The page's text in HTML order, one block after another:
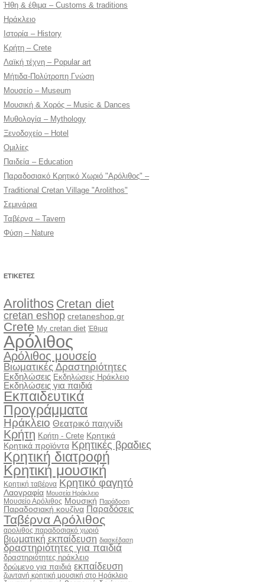
Ήθη & έθιμα – Customs & traditions
Ηράκλειο
Ιστορία – History
Κρήτη – Crete
Λαϊκή τέχνη – Popular art
Μήτιδα-Πολύτροπη Γνώση
Μουσείο – Museum
Μουσική & Χορός – Music & Dances
Μυθολογία – Mythology
Ξενοδοχείο – Hotel
Ομιλίες
Παιδεία – Education
Παραδοσιακό Κρητικό Χωριό "Αρόλιθος" –
Traditional Cretan Village "Arolithos"
Σεμινάρια
Ταβέρνα – Tavern
Φύση – Nature
ΕΤΙΚΈΤΕΣ
Arolithos Cretan diet
cretan eshop cretaneshop.gr
Crete My cretan diet Έθιμα
Αρόλιθος
Αρόλιθος μουσείο
Βιωματικές Δραστηριότητες
Εκδηλώσεις Εκδηλώσεις Ηράκλειο
Εκδηλώσεις για παιδιά
Εκπαιδευτικά
Προγράμματα
Ηράκλειο Θεατρικό παιχνίδι
Κρήτη Κρήτη - Crete Κρητικά
Κρητικά προϊόντα Κρητικές βραδιες
Κρητική διατροφή
Κρητική μουσική
Κρητική ταβέρνα Κρητικό φαγητό
Λαογραφία Μουσεία Ηράκλειο
Μουσείο Αρόλιθος Μουσική Παράδοση
Παραδοσιακή κουζίνα Παραδόσεις
Ταβέρνα Αρόλιθος
αρολιθος παραδοσιακό χωριό
βιωματική εκπαίδευση διασκέδαση
δραστηριότητες για παιδιά
δραστηριότητες ηράκλειο
δρώμενο για παιδιά εκπαίδευση
ζωντανή κρητική μουσική στο Ηράκλειο